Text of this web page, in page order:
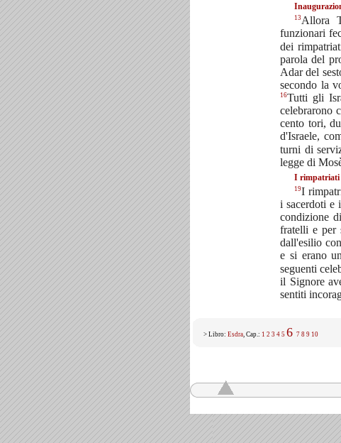
13 Allora
funzionari
dei
parola del
Adar del
secondo la
16Tutti gli
celebrarono
cento tori,
d'Israele,
turni di
legge di
I rimpatriati
19I
i sacerdoti e
condizione
fratelli e per
dall'esilio
e si erano
seguenti
il Signore
sentiti
> Libro: Esdra, Cap.: 1 2 3 4 5 6 7 8 9 10